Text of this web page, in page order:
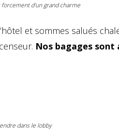
d’un grand charme
et sommes salués
Nos bagages sont
dans le lobby